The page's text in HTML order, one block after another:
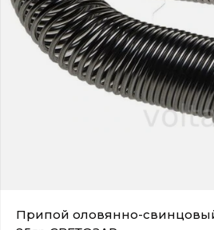
Припой оловянно-